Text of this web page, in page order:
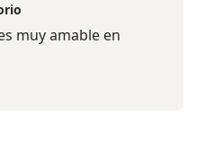
muy amable en